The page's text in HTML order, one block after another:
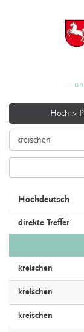
...
Hoch >
Hochdeutsch
direkte Treffer
kreischen
kreischen
kreischen